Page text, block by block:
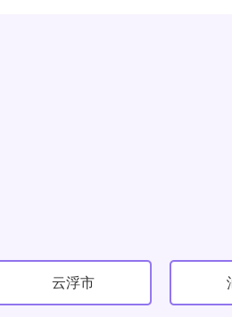
云浮市